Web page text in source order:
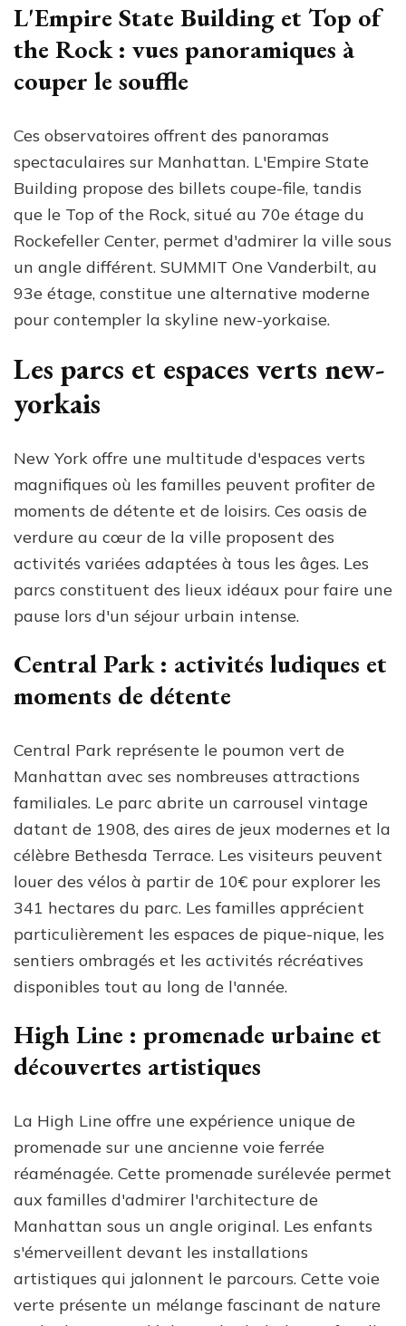
L'Empire State Building et Top of
the Rock : vues panoramiques à
couper le souffle
Ces observatoires offrent des panoramas
spectaculaires sur Manhattan. L'Empire State
Building propose des billets coupe-file, tandis
que le Top of the Rock, situé au 70e étage du
Rockefeller Center, permet d'admirer la ville sous
un angle différent. SUMMIT One Vanderbilt, au
93e étage, constitue une alternative moderne
pour contempler la skyline new-yorkaise.
Les parcs et espaces verts new-
yorkais
New York offre une multitude d'espaces verts
magnifiques où les familles peuvent profiter de
moments de détente et de loisirs. Ces oasis de
verdure au cœur de la ville proposent des
activités variées adaptées à tous les âges. Les
parcs constituent des lieux idéaux pour faire une
pause lors d'un séjour urbain intense.
Central Park : activités ludiques et
moments de détente
Central Park représente le poumon vert de
Manhattan avec ses nombreuses attractions
familiales. Le parc abrite un carrousel vintage
datant de 1908, des aires de jeux modernes et la
célèbre Bethesda Terrace. Les visiteurs peuvent
louer des vélos à partir de 10€ pour explorer les
341 hectares du parc. Les familles apprécient
particulièrement les espaces de pique-nique, les
sentiers ombragés et les activités récréatives
disponibles tout au long de l'année.
High Line : promenade urbaine et
découvertes artistiques
La High Line offre une expérience unique de
promenade sur une ancienne voie ferrée
réaménagée. Cette promenade surélevée permet
aux familles d'admirer l'architecture de
Manhattan sous un angle original. Les enfants
s'émerveillent devant les installations
artistiques qui jalonnent le parcours. Cette voie
verte présente un mélange fascinant de nature